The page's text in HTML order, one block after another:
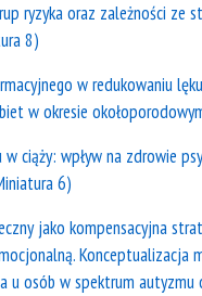
ryzyka oraz zależności ze
8)
w redukowaniu
w okresie
w ciąży: wpływ na zdrowie
6)
jako kompensacyjna
Konceptualizacja
u osób w spektrum autyzmu